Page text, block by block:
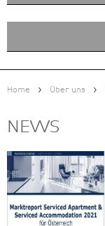
Home > Über uns >
NEWS